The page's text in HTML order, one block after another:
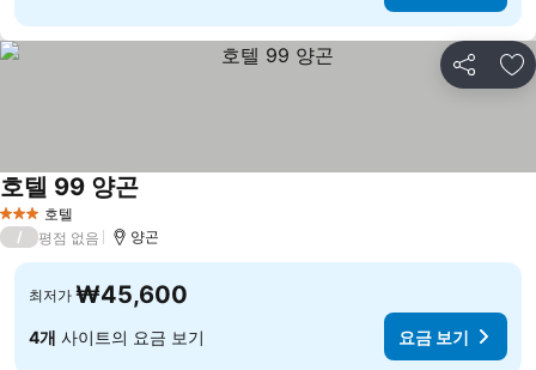
공유 즐
3 성급 호텔
호텔 99 양곤
/ 평점 없음 양곤
최저가 ₩45,600
4개 사이트의 요금 보기 요금 보기